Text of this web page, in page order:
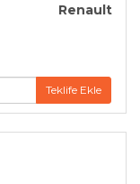
Renault
Teklife Ekle